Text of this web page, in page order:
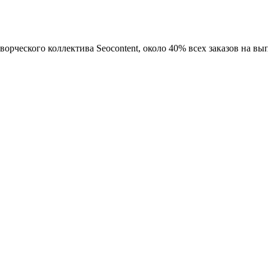
коллектива Seocontent, около 40% всех заказов на